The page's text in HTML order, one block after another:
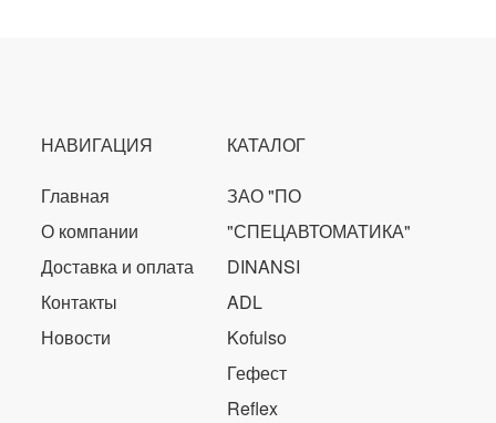
НАВИГАЦИЯ
Главная
О компании
Доставка и оплата
Контакты
Новости
КАТАЛОГ
ЗАО "ПО
"СПЕЦАВТОМАТИКА"
DINANSI
ADL
Kofulso
Гефест
Reflex